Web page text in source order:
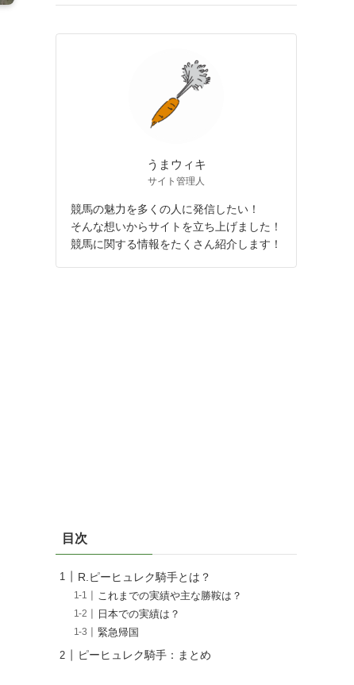
うまウィキ
サイト管理人
競馬の魅力を多くの人に発信したい！
そんな想いからサイトを立ち上げました！
競馬に関する情報をたくさん紹介します！
目次
R.ピーヒュレク騎手とは？
これまでの実績や主な勝鞍は？
日本での実績は？
緊急帰国
ピーヒュレク騎手：まとめ